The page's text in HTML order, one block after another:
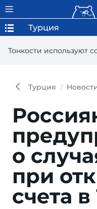
Тонкости используют
Турция
Турция
о
при
счета